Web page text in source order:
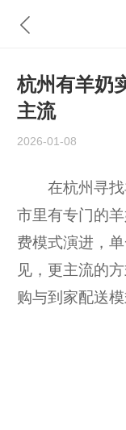
杭州有羊奶
主流
2026-01-08
在杭州寻找
市里有专门的
费模式演进，
见，更主流的
购与到家配送模